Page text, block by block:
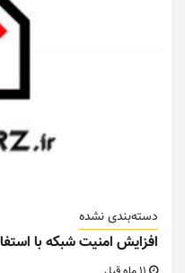
دسته‌بندی نشده
افزایش امنیت شبکه با